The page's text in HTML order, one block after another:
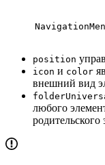
position
icon и color
внешний вид
любого
родительского